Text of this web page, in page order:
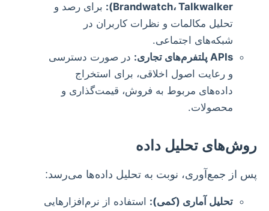
Brandwatch، Talkwalker):
برای رصد و
تحلیل مکالمات و نظرات کاربران در
شبکه‌های اجتماعی.
APIs پلتفرم‌های تجاری:
در صورت دسترسی
و رعایت اصول اخلاقی، برای استخراج
داده‌های مربوط به فروش، قیمت‌گذاری و
محصولات.
روش‌های تحلیل داده
پس از جمع‌آوری، نوبت به تحلیل داده‌ها می‌رسد:
تحلیل آماری (کمی): استفاده از نرم‌افزارهایی